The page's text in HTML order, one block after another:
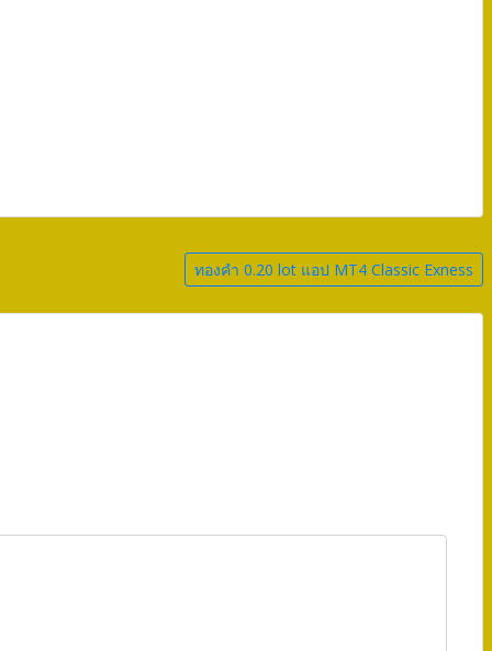
ทองคำ 0.20 lot แอป MT4 Classic Exness